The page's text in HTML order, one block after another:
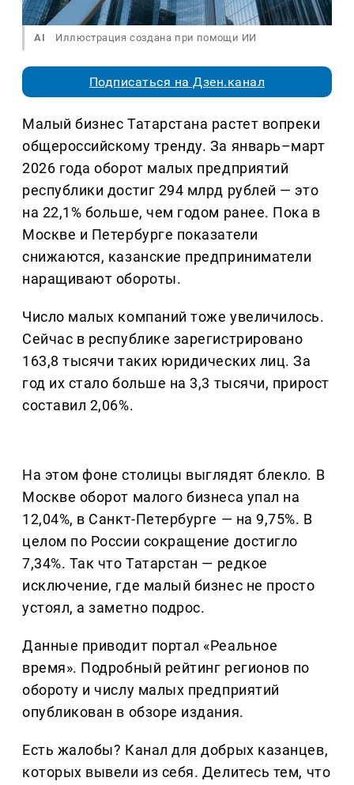
AI Иллюстрация создана при помощи ИИ
Подписаться на Дзен.канал
Малый бизнес Татарстана растет вопреки
общероссийскому тренду. За январь–март
2026 года оборот малых предприятий
республики достиг 294 млрд рублей — это
на 22,1% больше, чем годом ранее. Пока в
Москве и Петербурге показатели
снижаются, казанские предприниматели
наращивают обороты.
Число малых компаний тоже увеличилось.
Сейчас в республике зарегистрировано
163,8 тысячи таких юридических лиц. За
год их стало больше на 3,3 тысячи, прирост
составил 2,06%.
На этом фоне столицы выглядят блекло. В
Москве оборот малого бизнеса упал на
12,04%, в Санкт-Петербурге — на 9,75%. В
целом по России сокращение достигло
7,34%. Так что Татарстан — редкое
исключение, где малый бизнес не просто
устоял, а заметно подрос.
Данные приводит портал «Реальное
время». Подробный рейтинг регионов по
обороту и числу малых предприятий
опубликован в обзоре издания.
Есть жалобы? Канал для добрых казанцев,
которых вывели из себя. Делитеcь тем, что